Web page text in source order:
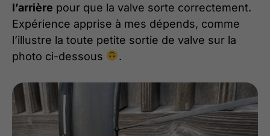
l’arrière pour que la valve sorte correctement.
Expérience apprise à mes dépends, comme
l’illustre la toute petite sortie de valve sur la
photo ci-dessous
.